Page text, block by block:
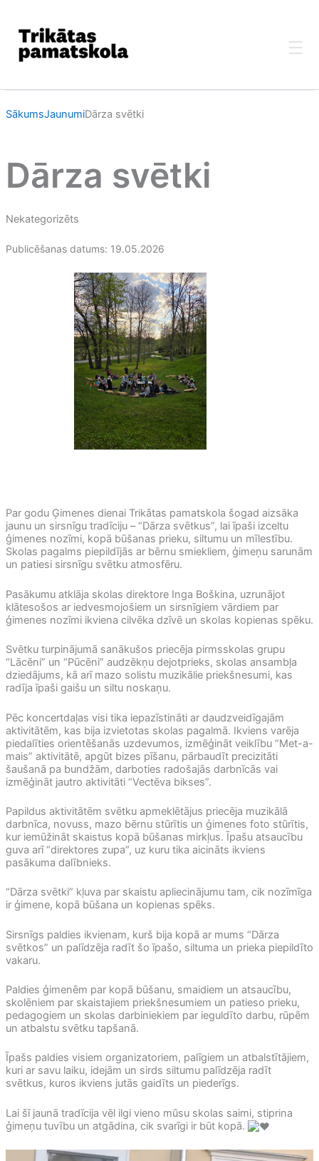
content
SākumsJaunumiDārza svētki
Dārza svētki
Nekategorizēts
Publicēšanas datums: 19.05.2026
Par godu Ģimenes dienai Trikātas pamatskola šogad aizsāka
jaunu un sirsnīgu tradīciju – “Dārza svētkus”, lai īpaši izceltu
ģimenes nozīmi, kopā būšanas prieku, siltumu un mīlestību.
Skolas pagalms piepildījās ar bērnu smiekliem, ģimeņu sarunām
un patiesi sirsnīgu svētku atmosfēru.
Pasākumu atklāja skolas direktore Inga Boškina, uzrunājot
klātesošos ar iedvesmojošiem un sirsnīgiem vārdiem par
ģimenes nozīmi ikviena cilvēka dzīvē un skolas kopienas spēku.
Svētku turpinājumā sanākušos priecēja pirmsskolas grupu
“Lācēni” un “Pūcēni” audzēkņu dejotprieks, skolas ansambļa
dziedājums, kā arī mazo solistu muzikālie priekšnesumi, kas
radīja īpaši gaišu un siltu noskaņu.
Pēc koncertdaļas visi tika iepazīstināti ar daudzveidīgajām
aktivitātēm, kas bija izvietotas skolas pagalmā. Ikviens varēja
piedalīties orientēšanās uzdevumos, izmēģināt veiklību “Met-a-
mais” aktivitātē, apgūt bizes pīšanu, pārbaudīt precizitāti
šaušanā pa bundžām, darboties radošajās darbnīcās vai
izmēģināt jautro aktivitāti “Vectēva bikses”.
Papildus aktivitātēm svētku apmeklētājus priecēja muzikālā
darbnīca, novuss, mazo bērnu stūrītis un ģimenes foto stūrītis,
kur iemūžināt skaistus kopā būšanas mirkļus. Īpašu atsaucību
guva arī “direktores zupa”, uz kuru tika aicināts ikviens
pasākuma dalībnieks.
“Dārza svētki” kļuva par skaistu apliecinājumu tam, cik nozīmīga
ir ģimene, kopā būšana un kopienas spēks.
Sirsnīgs paldies ikvienam, kurš bija kopā ar mums “Dārza
svētkos” un palīdzēja radīt šo īpašo, siltuma un prieka piepildīto
vakaru.
Paldies ģimenēm par kopā būšanu, smaidiem un atsaucību,
skolēniem par skaistajiem priekšnesumiem un patieso prieku,
pedagogiem un skolas darbiniekiem par ieguldīto darbu, rūpēm
un atbalstu svētku tapšanā.
Īpašs paldies visiem organizatoriem, palīgiem un atbalstītājiem,
kuri ar savu laiku, idejām un sirds siltumu palīdzēja radīt
svētkus, kuros ikviens jutās gaidīts un piederīgs.
Lai šī jaunā tradīcija vēl ilgi vieno mūsu skolas saimi, stiprina
ģimeņu tuvību un atgādina, cik svarīgi ir būt kopā.